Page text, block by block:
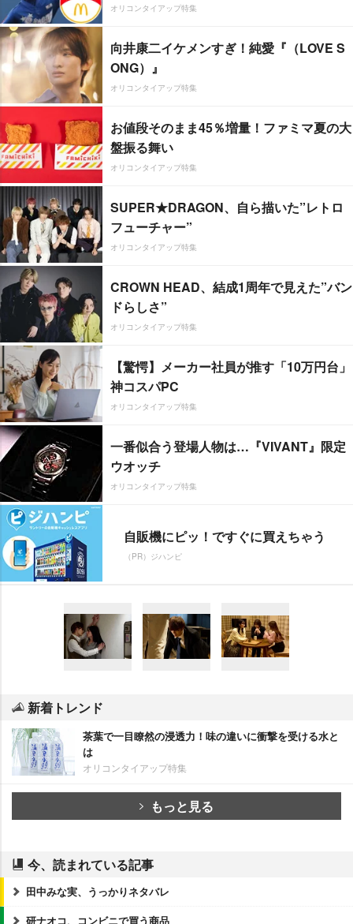
オリコンタイアップ特集
向井康二イケメンすぎ！純愛『（LOVE S
ONG）』
オリコンタイアップ特集
お値段そのまま45％増量！ファミマ夏の大
盤振る舞い
オリコンタイアップ特集
SUPER★DRAGON、自ら描いた”レトロ
フューチャー”
オリコンタイアップ特集
CROWN HEAD、結成1周年で見えた”バン
ドらしさ”
オリコンタイアップ特集
【驚愕】メーカー社員が推す「10万円台」
神コスパPC
オリコンタイアップ特集
一番似合う登場人物は…『VIVANT』限定
ウオッチ
オリコンタイアップ特集
自販機にピッ！ですぐに買えちゃう
（PR）ジハンピ
新着トレンド
茶葉で一目瞭然の浸透力！味の違いに衝撃を受ける水と
は
オリコンタイアップ特集
もっと見る
今、読まれている記事
田中みな実、うっかりネタバレ
研ナオコ、コンビニで買う商品